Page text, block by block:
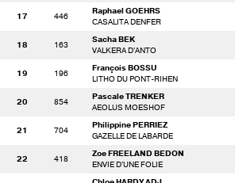
17 446
Raphael GOEHRS
CASALITA DENFER
18 163
Sacha BEK
VALKERA D'ANTO
19 196
François BOSSU
LITHO DU PONT-RIHEN
20 854
Pascale TRENKER
AEOLUS MOESHOF
21 704
Philippine PERRIEZ
GAZELLE DE LABARDE
22 418
Zoe FREELAND BEDON
ENVIE D'UNE FOLIE